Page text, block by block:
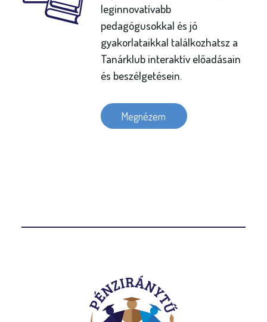
leginnovatívabb
pedagógusokkal és jó
gyakorlataikkal találkozhatsz a
Tanárklub interaktív előadásain
és beszélgetésein.
Megnézem